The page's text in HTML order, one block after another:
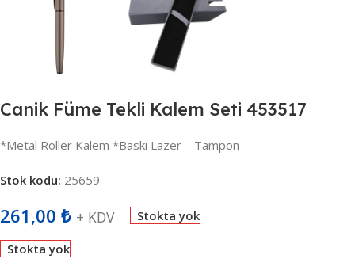
Canik Füme Tekli Kalem Seti 453517
*Metal Roller Kalem *Baskı Lazer – Tampon
Stok kodu: 25659
261,00 ₺ + KDV Stokta yok
Stokta yok